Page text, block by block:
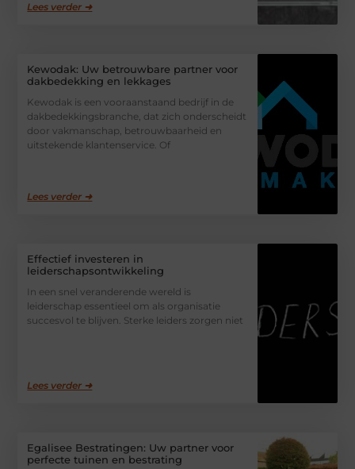
Lees verder ➜
Kewodak: Uw betrouwbare partner voor
dakbedekking en lekkages
Kewodak is een vooraanstaand bedrijf in de
dakbedekkingsbranche, dat zich onderscheidt
door vakmanschap, betrouwbaarheid en
uitstekende klantenservice. Of
Lees verder ➜
Effectief investeren in
leiderschapsontwikkeling
In een snel veranderende wereld is
leiderschap essentieel om als organisatie
succesvol te blijven. Sterke leiders zorgen niet
Lees verder ➜
Egalisee Bestratingen: Uw partner voor
perfecte tuinen en bestrating